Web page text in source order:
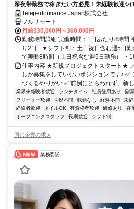
深夜帯勤務で稼ぎたい方必見！未経験歓迎
Teleperformance Japan株式会社
フルリモート
月給330,000円～360,000円
勤務時間詳細 実働時間：1日あたり8時間
り21日 ▼シフト制：土日祝日含む週5日
で実働8時間（土日祝含む週5日勤務） ・
仕事内容 ★新規プロジェクトスタート★
しか募集をしていないポジションです♪ ✅
づくるやりがい ✅ 前例にとらわれず、新
業界未経験者歓迎 ランチタイム 社員登用あり
副
フリーター歓迎
学歴不問 転勤なし 経験不問 未
経験者歓迎
ネイルOK 有資格者歓迎 研修あり 在
オープニングスタッフ
長期歓迎 シフト制
同じ企業の求人
業務委託